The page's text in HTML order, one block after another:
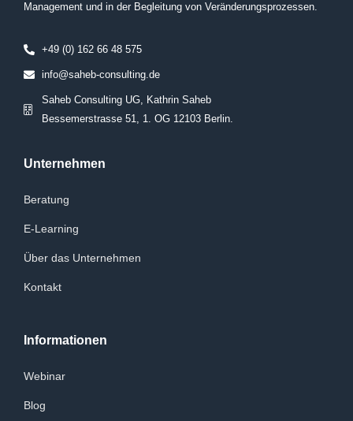
Management und in der Begleitung von Veränderungsprozessen.
+49 (0) 162 66 48 575
info@saheb-consulting.de
Saheb Consulting UG, Kathrin Saheb
Bessemerstrasse 51, 1. OG 12103 Berlin.
Unternehmen
Beratung
E-Learning
Über das Unternehmen
Kontakt
Informationen
Webinar
Blog